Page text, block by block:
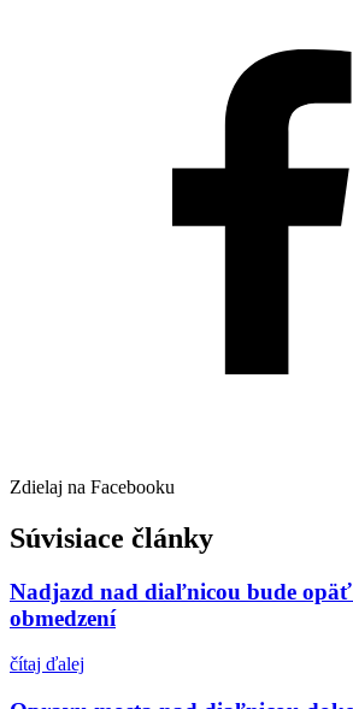
Zdielaj na Facebooku
Súvisiace články
Nadjazd nad diaľnicou bude
obmedzení
čítaj ďalej